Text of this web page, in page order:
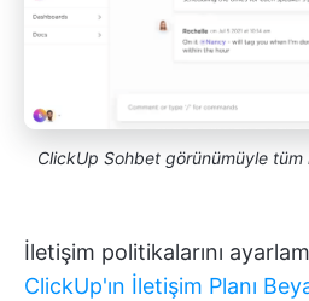
ClickUp Sohbet görünümüyle
İletişim politikalarını
ClickUp'ın İletişim Planı